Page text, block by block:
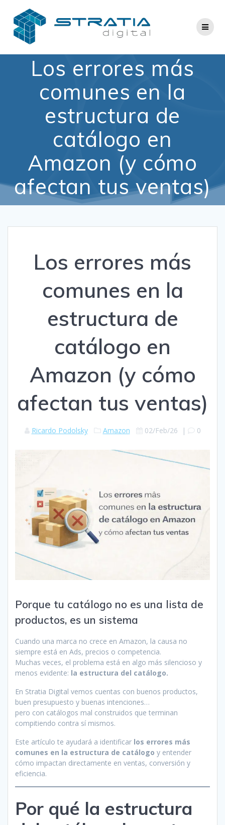
al
contenido
Los errores más
comunes en la
estructura de
catálogo en
Amazon (y cómo
afectan tus ventas)
Los errores más
comunes en la
estructura de
catálogo en
Amazon (y cómo
afectan tus ventas)
Ricardo Podolsky Amazon 02/Feb/26 | 0
Porque tu catálogo no es una lista de
productos, es un sistema
Cuando una marca no crece en Amazon, la causa no
siempre está en Ads, precios o competencia.
Muchas veces, el problema está en algo más silencioso y
menos evidente: la estructura del catálogo.
En Stratia Digital vemos cuentas con buenos productos,
buen presupuesto y buenas intenciones…
pero con catálogos mal construidos que terminan
compitiendo contra sí mismos.
Este artículo te ayudará a identificar los errores más
comunes en la estructura de catálogo y entender
cómo impactan directamente en ventas, conversión y
eficiencia.
Por qué la estructura